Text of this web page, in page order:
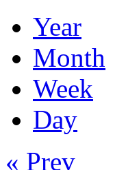
Year
Month
Week
Day
« Prev